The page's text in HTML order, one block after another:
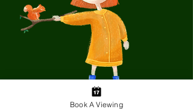
Book A Viewing